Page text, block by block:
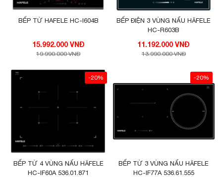
BẾP TỪ HAFELE HC-I604B
15.992.000 VNĐ
19.990.000 VNĐ
BẾP ĐIỆN 3 VÙNG NẤU HÄFELE
HC-R603B
11.192.000 VNĐ
13.990.000 VNĐ
-20%
BẾP TỪ 4 VÙNG NẤU HÄFELE
HC-IF60A 536.01.871
-20%
BẾP TỪ 3 VÙNG NẤU HÄFELE
HC-IF77A 536.61.555